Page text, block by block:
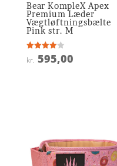
Bear KompleX Apex
Premium Læder
Vægtløftningsbælte
Pink str. M
Vurderet
4
kr. 595,00